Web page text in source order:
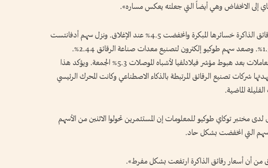
إلى الانخفاض وهي أيضاً التي جعلته ‌يعكس مساره».
وقلصت شركة كيوكسيا لتصنيع رقائق الذاكرة خسائرها المبكرة وانخفضت 4.5% عند الإغلاق. ونزل ‌سهم أدفانتست
لتصنيع معدات اختبار الرقائق 1.51%. وصعد سهم طوكيو إلكترون لتصنيع معدات صناعة ​الرقائق 2.44%.
وتراجعت ‌هذه الأسهم ​في بداية التعاملات بعد هبوط ⁠مؤشر فيلادلفيا لأشباه الموصلات 5.3% الجمعة. ويؤكد هذا
شركات تصنيع الرقائق المرتبطة بالذكاء الاصطناعي وكانت ​المحرك الرئيسي
الماضية.
مختبر توكاي طوكيو للمعلومات إن المستثمرين تحولوا الاثنين من الأسهم
التي انخفضت بشكل حاد.
أن أسعار رقائق الذاكرة ارتفعت بشكل مفرط».